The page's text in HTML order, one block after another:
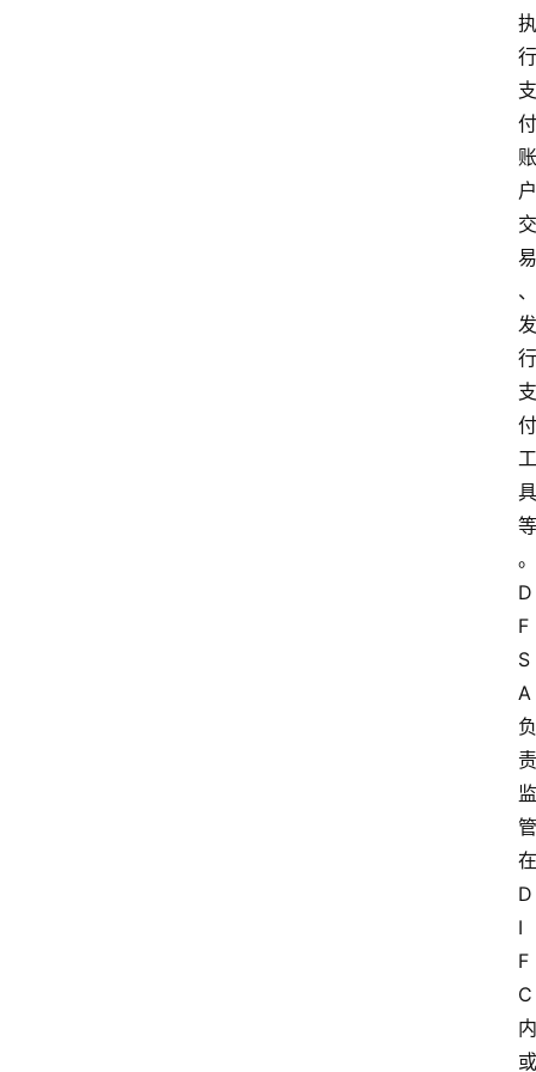
执
行
支
付
账
户
交
易
、
发
行
支
付
工
具
等
。
D
F
S
A
负
责
监
管
在
D
I
F
C
内
或